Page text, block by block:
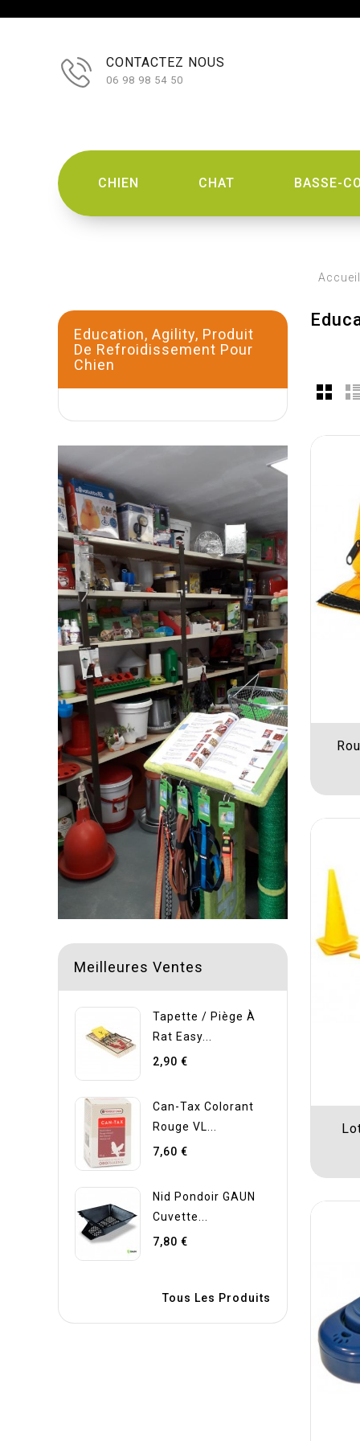
CONTACTEZ NOUS
06 98 98 54 50
CHIEN CHAT BASSE-
Accueil
Education, Agility, Produit
De Refroidissement Pour
Chien
Meilleures Ventes
Tapette / Piège À
Rat Easy...
2,90 €
Can-Tax Colorant
Rouge VL...
7,60 €
Nid Pondoir GAUN
Cuvette...
7,80 €
Tous Les Produits